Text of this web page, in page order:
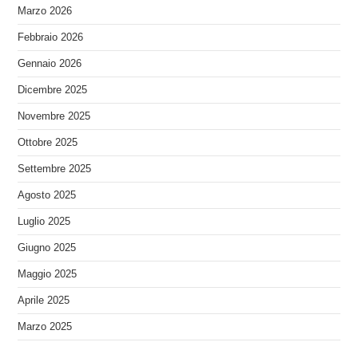
Marzo 2026
Febbraio 2026
Gennaio 2026
Dicembre 2025
Novembre 2025
Ottobre 2025
Settembre 2025
Agosto 2025
Luglio 2025
Giugno 2025
Maggio 2025
Aprile 2025
Marzo 2025